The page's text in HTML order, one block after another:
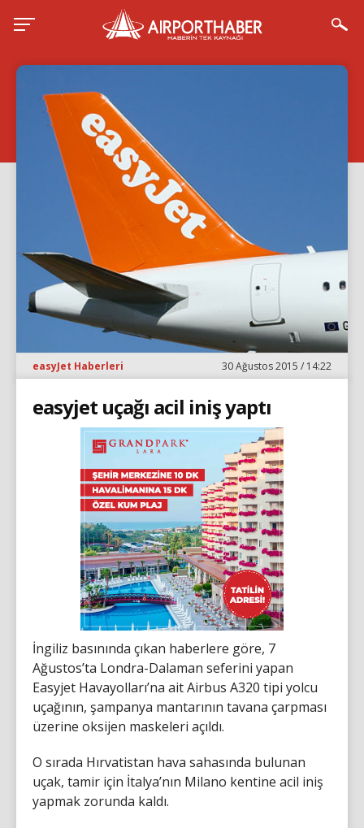
easyJet Haberleri 30 Ağustos 2015 / 14:22
easyjet uçağı acil iniş yaptı
İngiliz basınında çıkan haberlere göre, 7
Ağustos’ta Londra-Dalaman seferini yapan
Easyjet Havayolları’na ait Airbus A320 tipi yolcu
uçağının, şampanya mantarının tavana çarpması
üzerine oksijen maskeleri açıldı.
O sırada Hırvatistan hava sahasında bulunan
uçak, tamir için İtalya’nın Milano kentine acil iniş
yapmak zorunda kaldı.